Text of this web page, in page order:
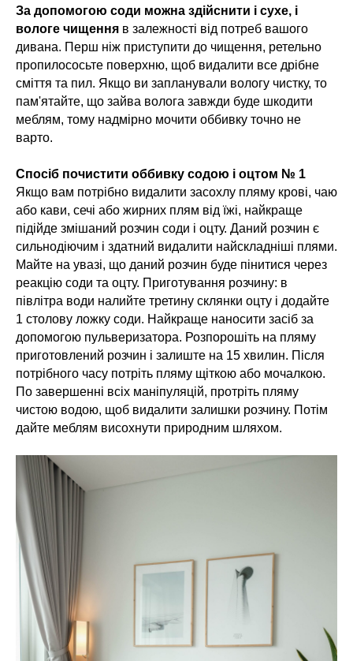
За допомогою соди можна здійснити і сухе, і
вологе чищення в залежності від потреб вашого
дивана. Перш ніж приступити до чищення, ретельно
пропилососьте поверхню, щоб видалити все дрібне
сміття та пил. Якщо ви запланували вологу чистку, то
пам'ятайте, що зайва волога завжди буде шкодити
меблям, тому надмірно мочити оббивку точно не
варто.
Спосіб почистити оббивку содою і оцтом № 1
Якщо вам потрібно видалити засохлу пляму крові, чаю
або кави, сечі або жирних плям від їжі, найкраще
підійде змішаний розчин соди і оцту. Даний розчин є
сильнодіючим і здатний видалити найскладніші плями.
Майте на увазі, що даний розчин буде пінитися через
реакцію соди та оцту. Приготування розчину: в
півлітра води налийте третину склянки оцту і додайте
1 столову ложку соди. Найкраще наносити засіб за
допомогою пульверизатора. Розпорошіть на пляму
приготовлений розчин і залиште на 15 хвилин. Після
потрібного часу потріть пляму щіткою або мочалкою.
По завершенні всіх маніпуляцій, протріть пляму
чистою водою, щоб видалити залишки розчину. Потім
дайте меблям висохнути природним шляхом.